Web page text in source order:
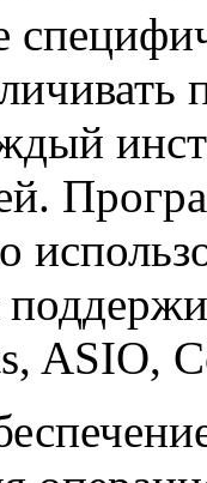
ASIO,